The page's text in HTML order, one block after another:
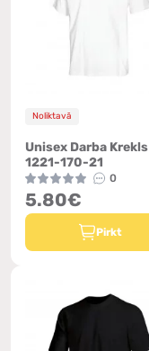
Noliktavā
Unisex Darba Krekls
1221-170-21
0
5.80€
Pirkt